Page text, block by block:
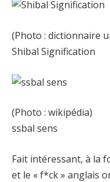
(Photo : dictionnaire
Shibal Signification
(Photo : wikipédia)
ssbal sens
Fait intéressant, à la
et le « f*ck » anglais